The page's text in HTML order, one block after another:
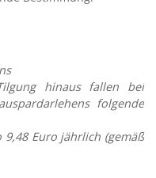
hinaus fallen bei
folgende
Euro jährlich (gemäß